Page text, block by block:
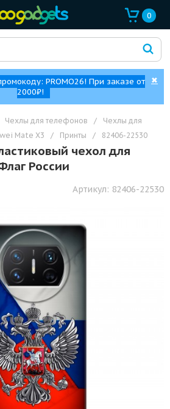
0
PROMO26! При заказе от
2000₽!
✖
Чехлы для телефонов /
Чехлы для
Mate X3 / Принты / 82406-22530
чехол для
России
Артикул: 82406-22530